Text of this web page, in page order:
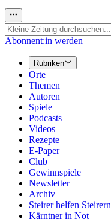
Abonnent:in werden
Rubriken
Orte
Themen
Autoren
Spiele
Podcasts
Videos
Rezepte
E-Paper
Club
Gewinnspiele
Newsletter
Archiv
Steirer helfen Steirern
Kärntner in Not